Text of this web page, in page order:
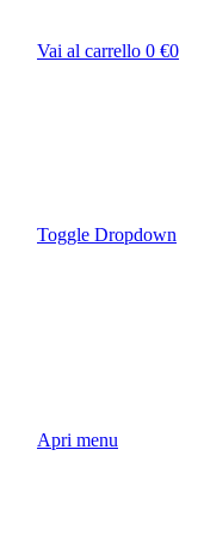
Vai al carrello 0 €0
Toggle Dropdown
Apri menu